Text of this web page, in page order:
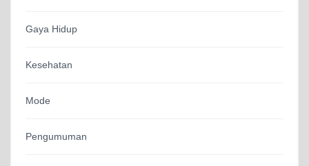
Gaya Hidup
Kesehatan
Mode
Pengumuman